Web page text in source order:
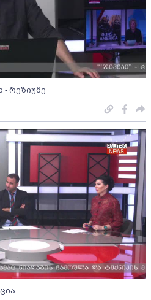
- რეზიუმე